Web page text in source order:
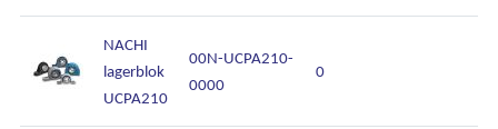
NACHI
lagerblok
UCPA210
00N-UCPA210-
0000
0